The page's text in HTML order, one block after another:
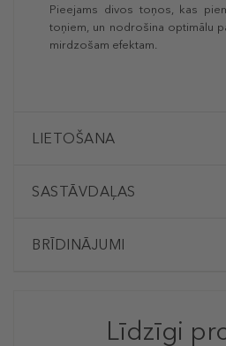
Pieejams divos toņos, kas
toņiem, un nodrošina optimālu
mirdzošam efektam.
LIETOŠANA
SASTĀVDAĻAS
BRĪDINĀJUMI
Līdzīgi